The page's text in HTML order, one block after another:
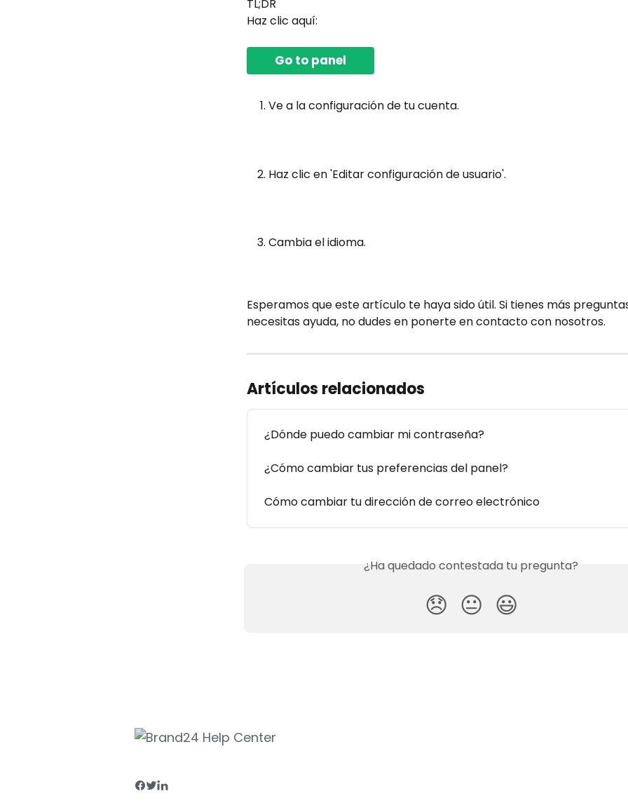
TL;DR
Haz clic aquí:
Go to panel
Ve a la configuración de tu cuenta.
Haz clic en 'Editar configuración de usuario'.
Cambia el idioma.
Esperamos que este artículo te haya sido útil. Si tienes más
necesitas ayuda, no dudes en ponerte en contacto con nosotros.
Artículos relacionados
¿Dónde puedo cambiar mi contraseña?
¿Cómo cambiar tus preferencias del panel?
Cómo cambiar tu dirección de correo electrónico
¿Ha quedado contestada tu pregunta?
😞 😐 😃